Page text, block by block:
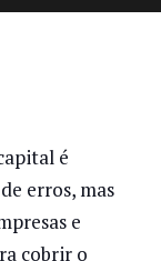
é
erros, mas
e
cobrir o